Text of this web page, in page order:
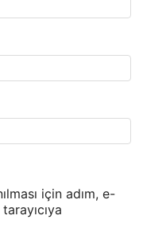
için adım, e-